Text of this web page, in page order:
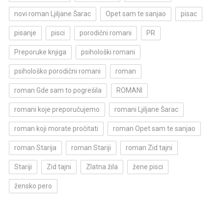
novi roman Ljiljane Šarac Opet sam te sanjao pisac
pisanje pisci porodični romani PR
Preporuke knjiga psihološki romani
psihološko porodični romani roman
roman Gde sam to pogrešila ROMANI
romani koje preporučujemo romani Ljiljane Šarac
roman koji morate pročitati roman Opet sam te sanjao
roman Starija roman Stariji roman Zid tajni
Stariji Zid tajni Zlatna žila žene pisci
žensko pero